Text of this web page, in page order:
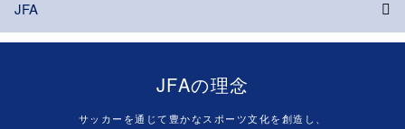
JFA
JFAの理念
サッカーを通じて豊かなスポーツ文化を創造し、